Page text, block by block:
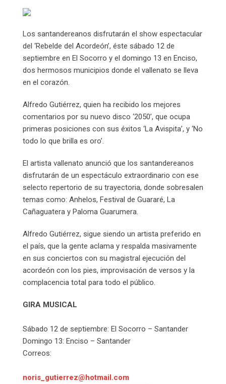
Los santandereanos disfrutarán el show espectacular
del ‘Rebelde del Acordeón’, éste sábado 12 de
septiembre en El Socorro y el domingo 13 en Enciso,
dos hermosos municipios donde el vallenato se lleva
en el corazón.
Alfredo Gutiérrez, quien ha recibido los mejores
comentarios por su nuevo disco ‘2050’, que ocupa
primeras posiciones con sus éxitos ‘La Avispita’, y ‘No
todo lo que brilla es oro’.
El artista vallenato anunció que los santandereanos
disfrutarán de un espectáculo extraordinario con ese
selecto repertorio de su trayectoria, donde sobresalen
temas como: Anhelos, Festival de Guararé, La
Cañaguatera y Paloma Guarumera.
Alfredo Gutiérrez, sigue siendo un artista preferido en
el país, que la gente aclama y respalda masivamente
en sus conciertos con su magistral ejecución del
acordeón con los pies, improvisación de versos y la
complacencia total para todo el público.
GIRA MUSICAL
Sábado 12 de septiembre: El Socorro – Santander
Domingo 13: Enciso – Santander
Correos:
noris_gutierrez@hotmail.com